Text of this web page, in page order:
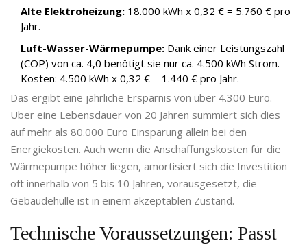
Alte Elektroheizung: 18.000 kWh x 0,32 € = 5.760 € pro
Jahr.
Luft-Wasser-Wärmepumpe: Dank einer Leistungszahl
(COP) von ca. 4,0 benötigt sie nur ca. 4.500 kWh Strom.
Kosten: 4.500 kWh x 0,32 € = 1.440 € pro Jahr.
Das ergibt eine jährliche Ersparnis von über 4.300 Euro.
Über eine Lebensdauer von 20 Jahren summiert sich dies
auf mehr als 80.000 Euro Einsparung allein bei den
Energiekosten. Auch wenn die Anschaffungskosten für die
Wärmepumpe höher liegen, amortisiert sich die Investition
oft innerhalb von 5 bis 10 Jahren, vorausgesetzt, die
Gebäudehülle ist in einem akzeptablen Zustand.
Technische Voraussetzungen: Passt